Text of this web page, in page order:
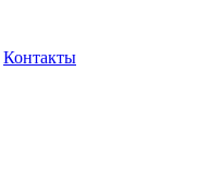
Контакты